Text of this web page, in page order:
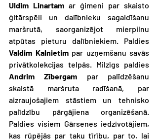
Uldim Linartam ar ģimeni par skaisto
ģitārspēli un dalībnieku sagaidīšanu
maršrutā, saorganizējot mierpilnu
Valdim Kalnietim par uzņemšanu savās
Andrim Zībergam par palīdzēšanu
skaistā maršruta radīšanā, par
aizraujošajiem stāstiem un tehnisko
palīdzību pārgājiena organizēšanā.
Paldies visiem Gārsenes iedzīvotājiem,
kas rūpējās par taku tīrību, par to, lai